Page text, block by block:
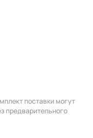
поставки могут
предварительного